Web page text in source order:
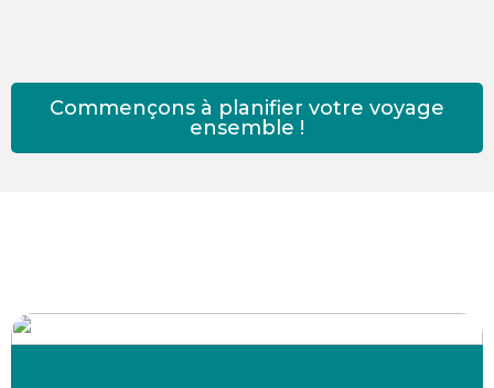
Commençons à planifier votre voyage
ensemble !